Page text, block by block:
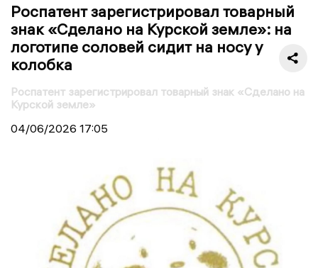
Роспатент зарегистрировал товарный
знак «Сделано на Курской земле»: на
логотипе соловей сидит на носу у
колобка
Роспатент зарегистрировал товарный знак «Сделано на
Курской земле»
04/06/2026 17:05